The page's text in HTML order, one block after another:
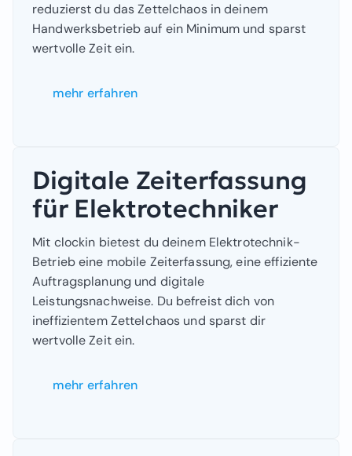
reduzierst du das Zettelchaos in deinem
Handwerksbetrieb auf ein Minimum und sparst
wertvolle Zeit ein.
mehr erfahren
Digitale Zeiterfassung
für Elektrotechniker
Mit clockin bietest du deinem Elektrotechnik-
Betrieb eine mobile Zeiterfassung, eine effiziente
Auftragsplanung und digitale
Leistungsnachweise. Du befreist dich von
ineffizientem Zettelchaos und sparst dir
wertvolle Zeit ein.
mehr erfahren